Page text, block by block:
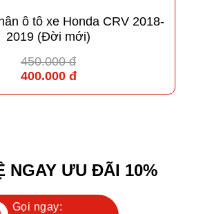
ô tô xe Honda CRV 2018-
2019 (Đời mới)
450.000 đ
400.000 đ
NGAY ƯU ĐÃI 10%
Gọi ngay: